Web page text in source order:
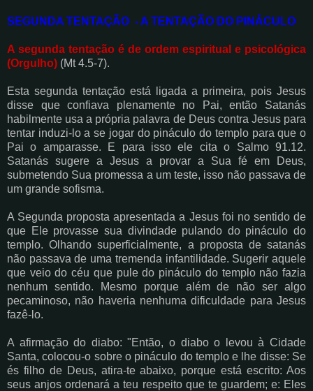
SEGUNDA TENTAÇÃO - A TENTAÇÃO DO PINÁCULO
A segunda tentação é de ordem espiritual e psicológica
(Orgulho) (Mt 4.5-7).
Esta segunda tentação está ligada a primeira, pois Jesus
disse que confiava plenamente no Pai, então Satanás
habilmente usa a própria palavra de Deus contra Jesus para
tentar induzi-lo a se jogar do pináculo do templo para que o
Pai o amparasse. E para isso ele cita o Salmo 91.12.
Satanás sugere a Jesus a provar a Sua fé em Deus,
submetendo Sua promessa a um teste, isso não passava de
um grande sofisma.
A Segunda proposta apresentada a Jesus foi no sentido de
que Ele provasse sua divindade pulando do pináculo do
templo. Olhando superficialmente, a proposta de satanás
não passava de uma tremenda infantilidade. Sugerir aquele
que veio do céu que pule do pináculo do templo não fazia
nenhum sentido. Mesmo porque além de não ser algo
pecaminoso, não haveria nenhuma dificuldade para Jesus
fazê-lo.
A afirmação do diabo: "Então, o diabo o levou à Cidade
Santa, colocou-o sobre o pináculo do templo e lhe disse: Se
és filho de Deus, atira-te abaixo, porque está escrito: Aos
seus anjos ordenará a teu respeito que te guardem; e: Eles